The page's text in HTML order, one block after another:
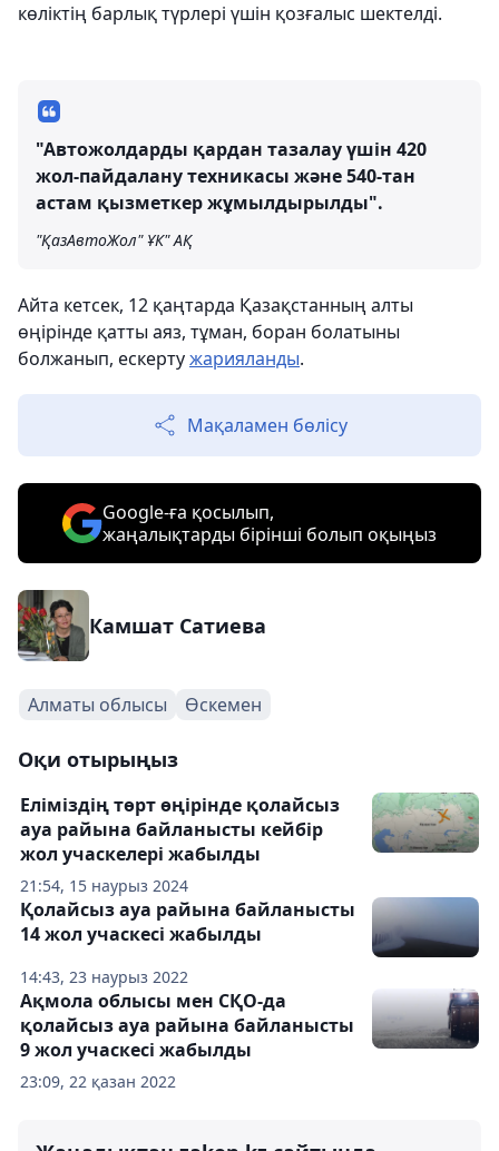
көліктің барлық түрлері үшін қозғалыс шектелді.
"Автожолдарды қардан тазалау үшін 420
жол-пайдалану техникасы және 540-тан
астам қызметкер жұмылдырылды".
"ҚазАвтоЖол" ҰК" АҚ
Айта кетсек, 12 қаңтарда Қазақстанның алты
өңірінде қатты аяз, тұман, боран болатыны
болжанып, ескертужарияланды.
Мақаламен бөлісу
Google-ға қосылып,
жаңалықтарды бірінші болып оқыңыз
Камшат Сатиева
Алматы облысы Өскемен
Оқи отырыңыз
21:54, 15 наурыз 2024
Еліміздің төрт өңірінде қолайсыз
ауа райына байланысты кейбір
жол учаскелері жабылды
14:43, 23 наурыз 2022
Қолайсыз ауа райына байланысты
14 жол учаскесі жабылды
23:09, 22 қазан 2022
Ақмола облысы мен СҚО-да
қолайсыз ауа райына байланысты
9 жол учаскесі жабылды